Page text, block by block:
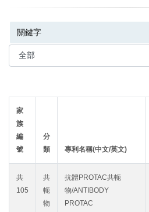
關鍵字/keyword
分類/category
家
族
編
號
分
類
專利名稱(中文/英文)
共
105
共
軛
物
抗體PROTAC共軛
物/ANTIBODY
PROTAC